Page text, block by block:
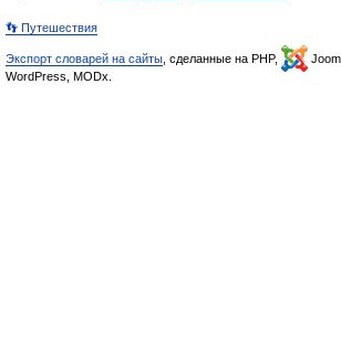
👣 Путешествия
Экспорт словарей на сайты , сделанные на PHP,
WordPress, MODx.